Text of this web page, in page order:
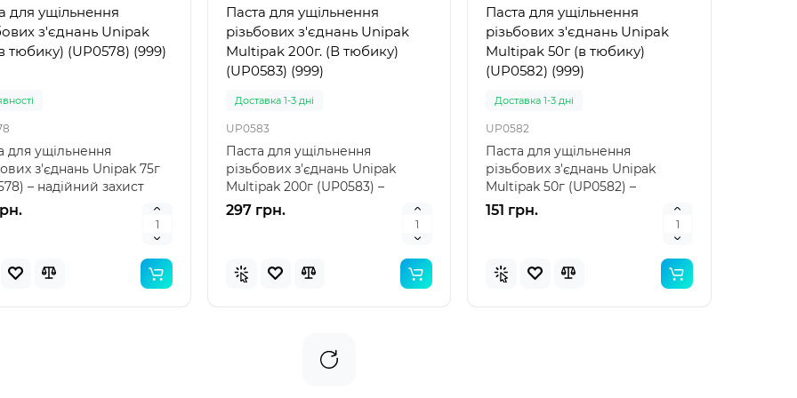
для ущільнення
з'єднань Unipak
тюбику) (UP0578) (999)
для ущільнення
з'єднань Unipak 75г
– надійний захист
сантехнічних сис..
Паста для ущільнення
різьбових з'єднань Unipak
Multipak 200г. (В тюбику)
(UP0583) (999)
Доставка 1-3 дні
UP0583
Паста для ущільнення
різьбових з'єднань Unipak
Multipak 200г (UP0583) –
надійний захист ваших сантех..
297 грн.
Паста для ущільнення
різьбових з'єднань Unipak
Multipak 50г (в тюбику)
(UP0582) (999)
Доставка 1-3 дні
UP0582
Паста для ущільнення
різьбових з'єднань Unipak
Multipak 50г (UP0582) –
надійний захист вашої
сантехн..
151 грн.